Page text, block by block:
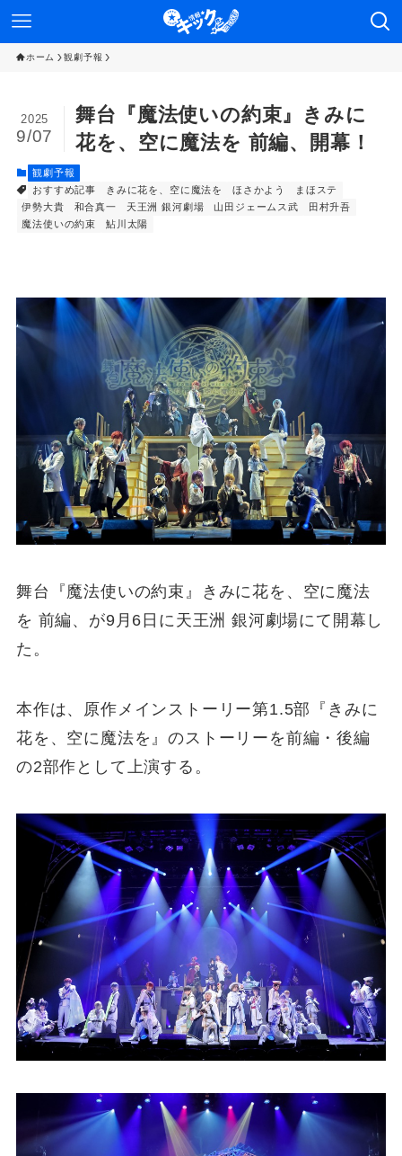
ホーム 観劇予報
舞台『魔法使いの約束』きみに
花を、空に魔法を 前編、開幕！
2025
9/07
観劇予報
おすすめ記事
きみに花を、空に魔法を ほさかよう
まほステ
伊勢大貴
和合真一 天王洲 銀河劇場 山田ジェームス武
田村升吾
魔法使いの約束
鮎川太陽
舞台『魔法使いの約束』きみに花を、空に魔法
を 前編、が9月6日に天王洲 銀河劇場にて開幕し
た。
本作は、原作メインストーリー第1.5部『きみに
花を、空に魔法を』のストーリーを前編・後編
の2部作として上演する。